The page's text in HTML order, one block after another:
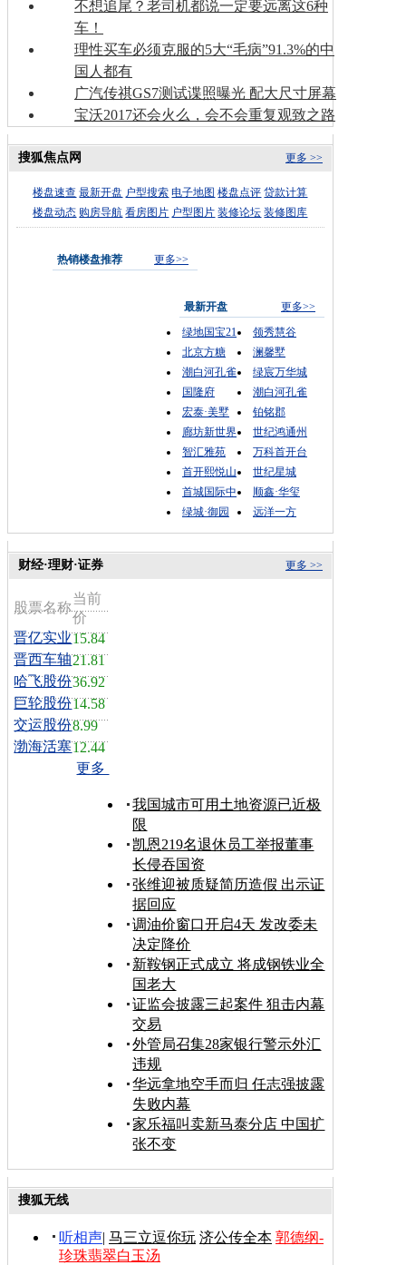
不想追尾？老司机都说一定要远离这6种
车！
理性买车必须克服的5大“毛病”91.3%的中
国人都有
广汽传祺GS7测试谍照曝光 配大尺寸屏幕
宝沃2017还会火么，会不会重复观致之路
更多 >>
搜狐焦点网
楼盘速查 最新开盘 户型搜索 电子地图 楼盘点评 贷款计算
楼盘动态 购房导航 看房图片 户型图片 装修论坛 装修图库
热销楼盘推荐 更多>>
最新开盘
更多>>
绿地国宝21
领秀慧谷
北京方糖
澜馨墅
潮白河孔雀
绿宸万华城
国隆府
潮白河孔雀
宏泰·美墅
铂铭郡
廊坊新世界
世纪鸿通州
智汇雅苑
万科首开台
首开熙悦山
世纪星城
首城国际中
顺鑫·华玺
绿城·御园
远洋一方
更多 >>
财经·理财·证券
股票名称
当前
价
晋亿实业15.84
晋西车轴21.81
哈飞股份36.92
巨轮股份14.58
交运股份8.99
渤海活塞12.44
更多
我国城市可用土地资源已近极
限
凯恩219名退休员工举报董事
长侵吞国资
张维迎被质疑简历造假 出示证
据回应
调油价窗口开启4天 发改委未
决定降价
新鞍钢正式成立 将成钢铁业全
国老大
证监会披露三起案件 狙击内幕
交易
外管局召集28家银行警示外汇
违规
华远拿地空手而归 任志强披露
失败内幕
家乐福叫卖新马泰分店 中国扩
张不变
搜狐无线
听相声| 马三立逗你玩 济公传全本 郭德纲-
珍珠翡翠白玉汤